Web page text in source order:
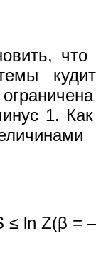
1.
≤ ln Z(β =